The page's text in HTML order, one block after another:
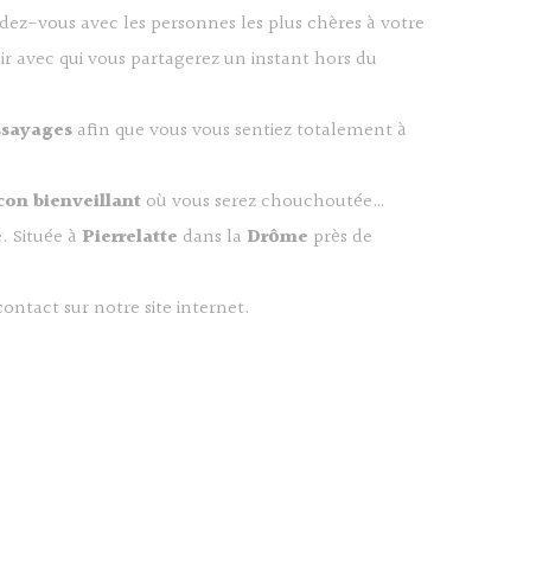
vous avec les personnes les plus chères à votre
qui vous partagerez un instant hors du
afin que vous vous sentiez totalement à
bienveillant où vous serez chouchoutée…
. Située à Pierrelatte dans la Drôme près de
sur notre site internet.